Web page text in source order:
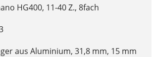
HG400, 11-40 Z., 8fach
aus Aluminium, 31,8 mm, 15 mm